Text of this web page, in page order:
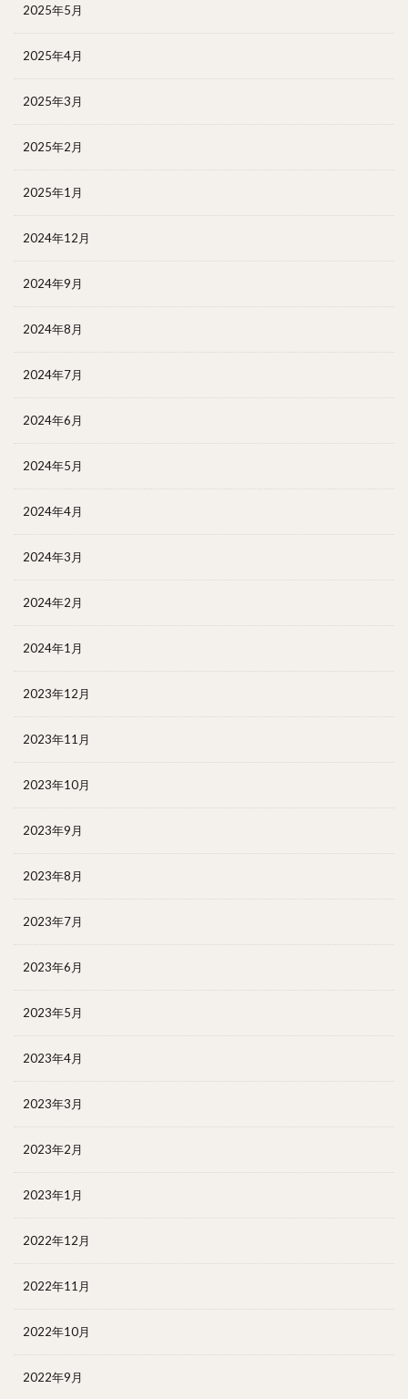
2025年5月
2025年4月
2025年3月
2025年2月
2025年1月
2024年12月
2024年9月
2024年8月
2024年7月
2024年6月
2024年5月
2024年4月
2024年3月
2024年2月
2024年1月
2023年12月
2023年11月
2023年10月
2023年9月
2023年8月
2023年7月
2023年6月
2023年5月
2023年4月
2023年3月
2023年2月
2023年1月
2022年12月
2022年11月
2022年10月
2022年9月